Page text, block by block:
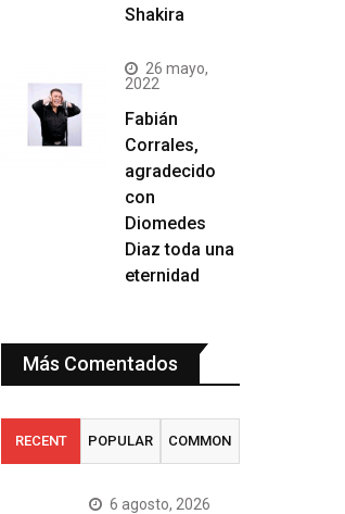
Shakira
26 mayo,
2022
Fabián
Corrales,
agradecido
con
Diomedes
Diaz toda una
eternidad
Más Comentados
RECENT POPULAR COMMON
6 agosto, 2026